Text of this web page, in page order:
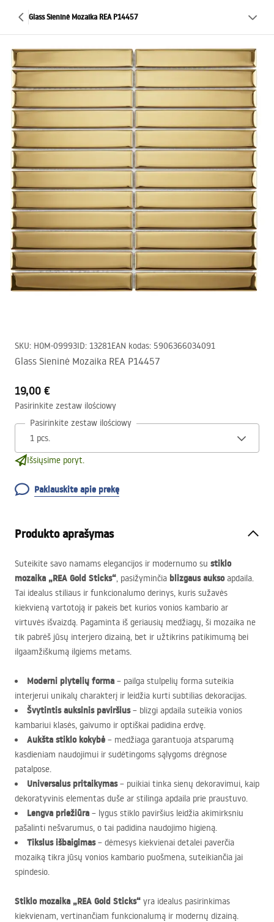
Glass Sieninė Mozaika REA P14457
SKU: HOM-09993ID: 13281EAN kodas: 5906366034091
Glass Sieninė Mozaika REA P14457
19,00 €
Pasirinkite zestaw ilościowy
Pasirinkite zestaw ilościowy
Išsiųsime poryt.
Paklauskite apie prekę
Produkto aprašymas
Suteikite savo namams elegancijos ir modernumo su stiklo
mozaika „REA Gold Sticks“, pasižyminčia blizgaus auksoapdaila.
Tai idealus stiliaus ir funkcionalumo derinys, kuris sužavės
kiekvieną vartotoją ir pakeis bet kurios vonios kambario ar
virtuvės išvaizdą. Pagaminta iš geriausių medžiagų, ši mozaika ne
tik pabrėš jūsų interjero dizainą, bet ir užtikrins patikimumą bei
ilgaamžiškumą ilgiems metams.
Moderni plytelių forma – pailga stulpelių forma suteikia
interjerui unikalų charakterį ir leidžia kurti subtilias dekoracijas.
Švytintis auksinis paviršius– blizgi apdaila suteikia vonios
kambariui klasės, gaivumo ir optiškai padidina erdvę.
Aukšta stiklo kokybė – medžiaga garantuoja atsparumą
kasdieniam naudojimui ir sudėtingoms sąlygoms drėgnose
patalpose.
Universalus pritaikymas– puikiai tinka sienų dekoravimui, kaip
dekoratyvinis elementas duše ar stilinga apdaila prie praustuvo.
Lengva priežiūra – lygus stiklo paviršius leidžia akimirksniu
pašalinti nešvarumus, o tai padidina naudojimo higieną.
Tikslus išbaigimas– dėmesys kiekvienai detalei paverčia
mozaiką tikra jūsų vonios kambario puošmena, suteikiančia jai
spindesio.
Stiklo mozaika „REA Gold Sticks“ yra idealus pasirinkimas
kiekvienam, vertinančiam funkcionalumą ir modernų dizainą.